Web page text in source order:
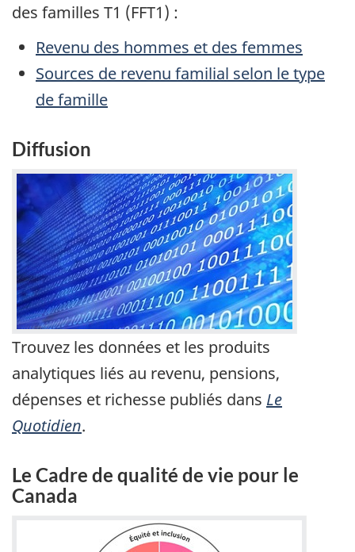
des familles T1 (FFT1) :
Revenu des hommes et des femmes
Sources de revenu familial selon le type
de famille
Diffusion
Trouvez les données et les produits
analytiques liés au revenu, pensions,
dépenses et richesse publiés dans Le
Quotidien.
Le Cadre de qualité de vie pour le
Canada